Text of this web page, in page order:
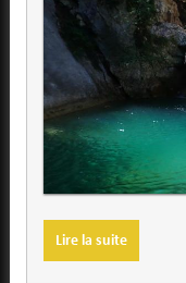
Lire la suite